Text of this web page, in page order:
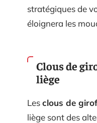
stratégiques de
éloignera les
Clous de
liège
Lesclous de
liège sont des